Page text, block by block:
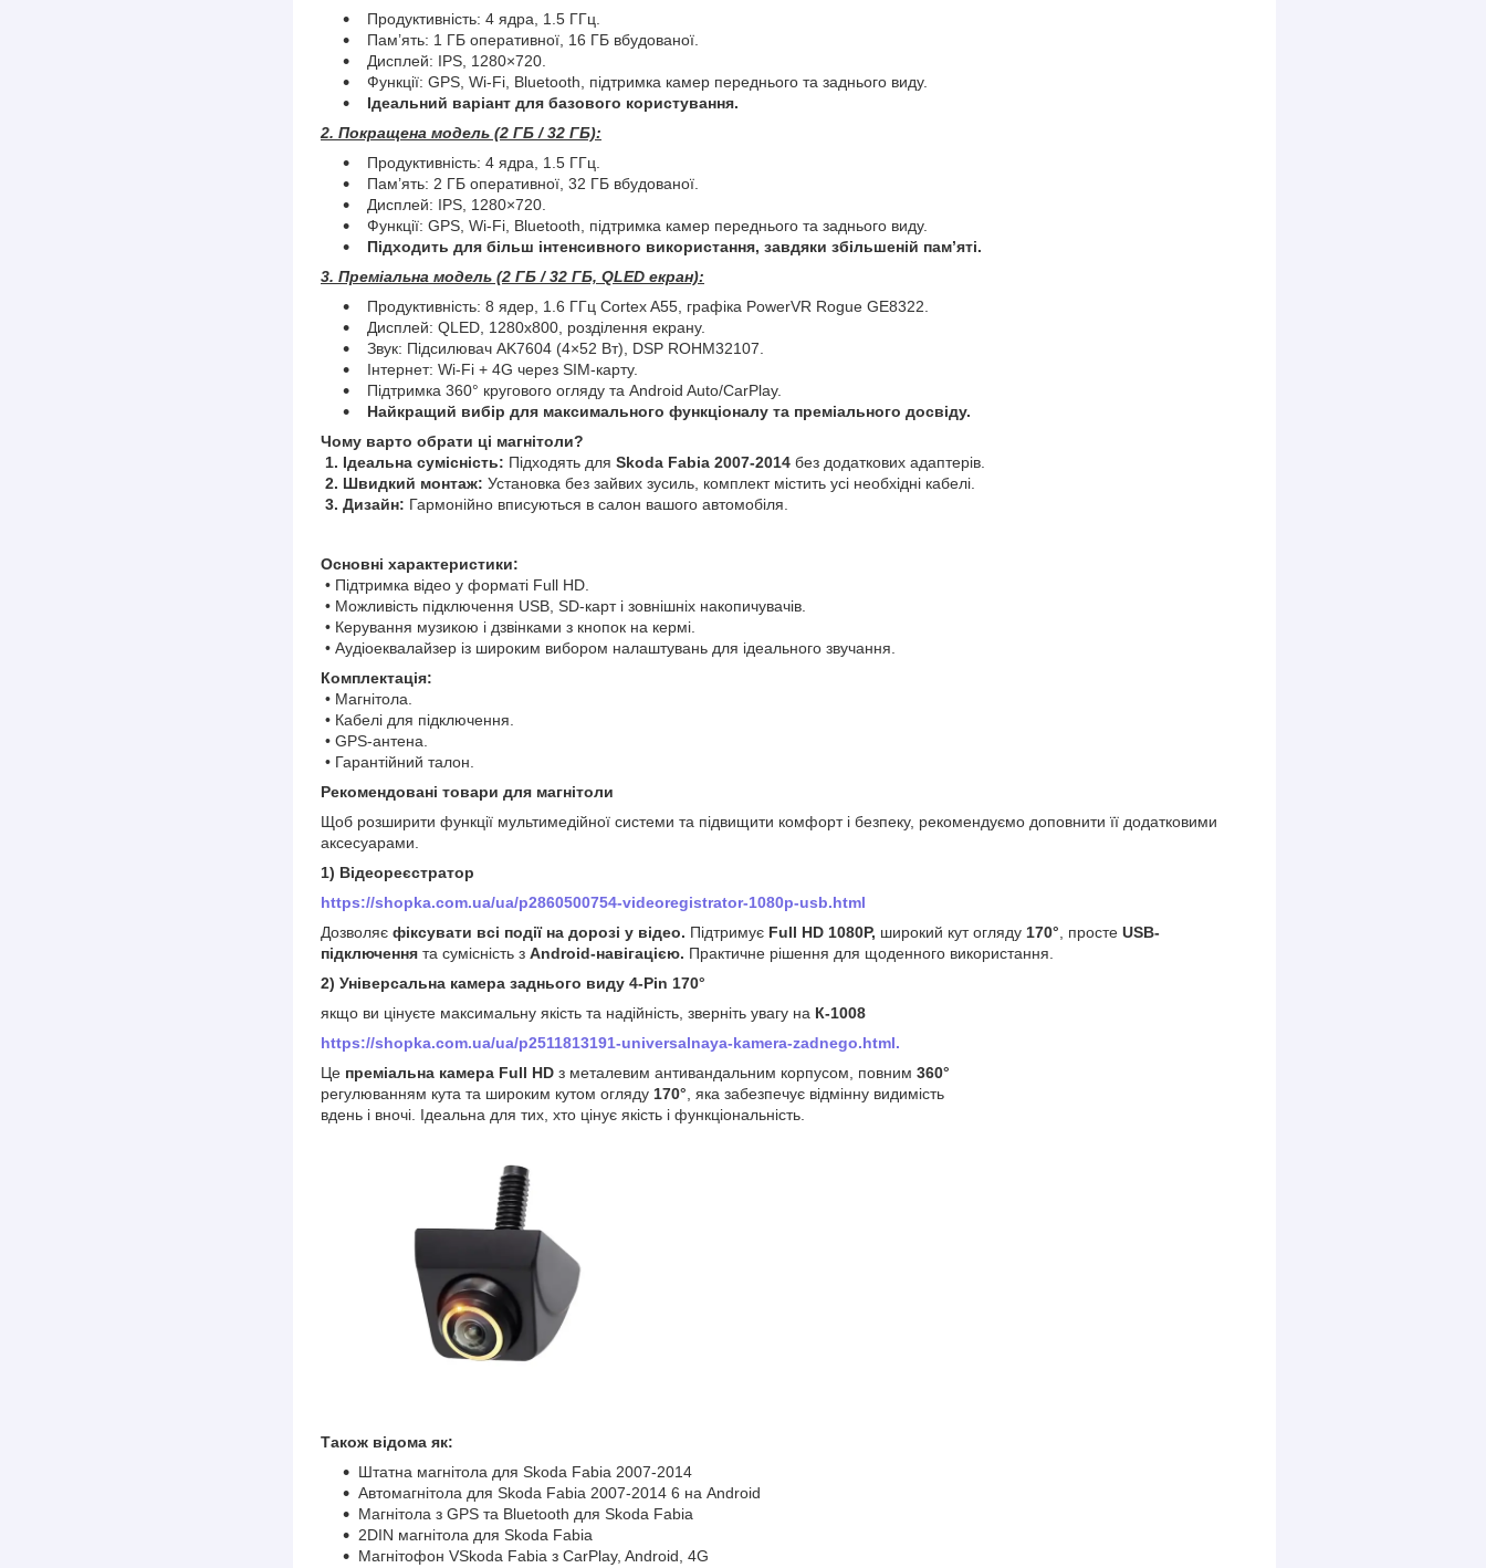
Продуктивність: 4 ядра, 1.5 ГГц.
Пам’ять: 1 ГБ оперативної, 16 ГБ вбудованої.
Дисплей: IPS, 1280×720.
Функції: GPS, Wi-Fi, Bluetooth, підтримка камер переднього та заднього виду.
Ідеальний варіант для базового користування.
2. Покращена модель (2 ГБ / 32 ГБ):
Продуктивність: 4 ядра, 1.5 ГГц.
Пам’ять: 2 ГБ оперативної, 32 ГБ вбудованої.
Дисплей: IPS, 1280×720.
Функції: GPS, Wi-Fi, Bluetooth, підтримка камер переднього та заднього виду.
Підходить для більш інтенсивного використання, завдяки збільшеній пам’яті.
3. Преміальна модель (2 ГБ / 32 ГБ, QLED екран):
Продуктивність: 8 ядер, 1.6 ГГц Cortex A55, графіка PowerVR Rogue GE8322.
Дисплей: QLED, 1280x800, розділення екрану.
Звук: Підсилювач AK7604 (4×52 Вт), DSP ROHM32107.
Інтернет: Wi-Fi + 4G через SIM-карту.
Підтримка 360° кругового огляду та Android Auto/CarPlay.
Найкращий вибір для максимального функціоналу та преміального досвіду.
Чому варто обрати ці магнітоли?
1. Ідеальна сумісність: Підходять для Skoda Fabia 2007-2014 без додаткових адаптерів.
2. Швидкий монтаж: Установка без зайвих зусиль, комплект містить усі необхідні кабелі.
3. Дизайн: Гармонійно вписуються в салон вашого автомобіля.
Основні характеристики:
• Підтримка відео у форматі Full HD.
• Можливість підключення USB, SD-карт і зовнішніх накопичувачів.
• Керування музикою і дзвінками з кнопок на кермі.
• Аудіоеквалайзер із широким вибором налаштувань для ідеального звучання.
Комплектація:
• Магнітола.
• Кабелі для підключення.
• GPS-антена.
• Гарантійний талон.
Рекомендовані товари для магнітоли
Щоб розширити функції мультимедійної системи та підвищити комфорт і безпеку, рекомендуємо доповнити її додатковими
аксесуарами.
1) Відеореєстратор
https://shopka.com.ua/ua/p2860500754-videoregistrator-1080p-usb.html
Дозволяє фіксувати всі події на дорозі у відео. Підтримує Full HD 1080P, широкий кут огляду 170° , просте USB-
підключення та сумісність з Android-навігацією. Практичне рішення для щоденного використання.
2) Універсальна камера заднього виду 4-Pin 170°
якщо ви цінуєте максимальну якість та надійність, зверніть увагу на К-1008
https://shopka.com.ua/ua/p2511813191-universalnaya-kamera-zadnego.html.
Це преміальна камера Full HD з металевим антивандальним корпусом, повним 360°
регулюванням кута та широким кутом огляду 170° , яка забезпечує відмінну видимість
вдень і вночі. Ідеальна для тих, хто цінує якість і функціональність.
Також відома як:
Штатна магнітола для Skoda Fabia 2007-2014
Автомагнітола для Skoda Fabia 2007-2014 6 на Android
Магнітола з GPS та Bluetooth для Skoda Fabia
2DIN магнітола для Skoda Fabia
Магнітофон VSkoda Fabia з CarPlay, Android, 4G